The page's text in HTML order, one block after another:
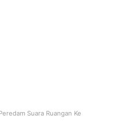
Suara Ruangan Ke